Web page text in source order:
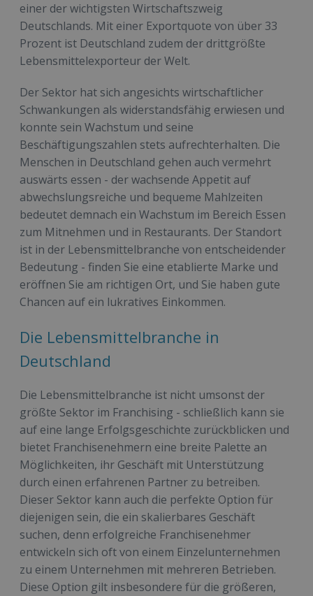
einer der wichtigsten Wirtschaftszweig
Deutschlands. Mit einer Exportquote von über 33
Prozent ist Deutschland zudem der drittgrößte
Lebensmittelexporteur der Welt.
Der Sektor hat sich angesichts wirtschaftlicher
Schwankungen als widerstandsfähig erwiesen und
konnte sein Wachstum und seine
Beschäftigungszahlen stets aufrechterhalten. Die
Menschen in Deutschland gehen auch vermehrt
auswärts essen - der wachsende Appetit auf
abwechslungsreiche und bequeme Mahlzeiten
bedeutet demnach ein Wachstum im Bereich Essen
zum Mitnehmen und in Restaurants. Der Standort
ist in der Lebensmittelbranche von entscheidender
Bedeutung - finden Sie eine etablierte Marke und
eröffnen Sie am richtigen Ort, und Sie haben gute
Chancen auf ein lukratives Einkommen.
Die Lebensmittelbranche in
Deutschland
Die Lebensmittelbranche ist nicht umsonst der
größte Sektor im Franchising - schließlich kann sie
auf eine lange Erfolgsgeschichte zurückblicken und
bietet Franchisenehmern eine breite Palette an
Möglichkeiten, ihr Geschäft mit Unterstützung
durch einen erfahrenen Partner zu betreiben.
Dieser Sektor kann auch die perfekte Option für
diejenigen sein, die ein skalierbares Geschäft
suchen, denn erfolgreiche Franchisenehmer
entwickeln sich oft von einem Einzelunternehmen
zu einem Unternehmen mit mehreren Betrieben.
Diese Option gilt insbesondere für die größeren,